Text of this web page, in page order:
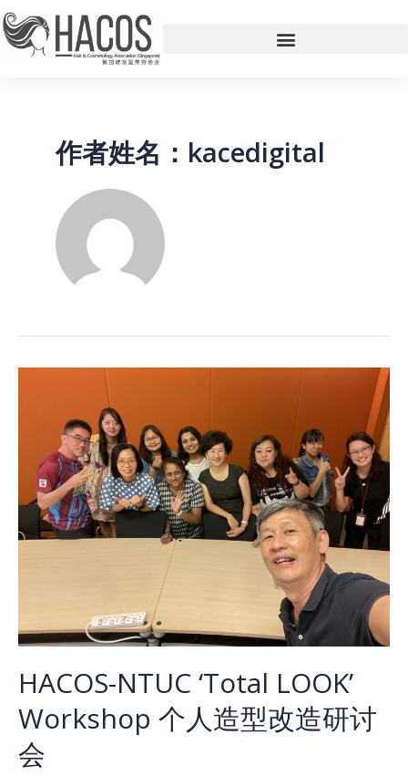
作者姓名：kacedigital
HACOS-NTUC ‘Total LOOK’
Workshop 个人造型改造研讨
会